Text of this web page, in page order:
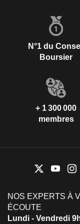
N°1 du
Boursier
+ 1 300 000
membres
NOS EXPERTS À
ÉCOUTE
Lundi - Vendredi